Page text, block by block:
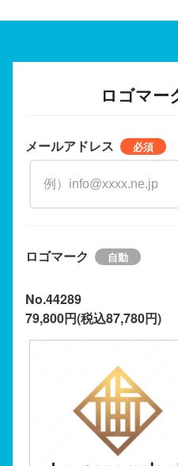
ロゴマー
メールアドレス
ロゴマーク
No.44289
79,800円(税込87,780円)